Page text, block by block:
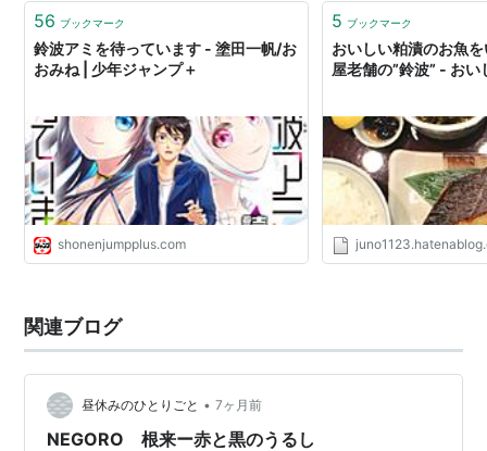
財に指定されています。 今回は…
56 ブックマーク
鈴波アミを待っています - 塗田一帆/お
おみね | 少年ジャンプ＋
shonenjumpplus.com
5 ブックマーク
おいしい粕漬のお魚
屋老舗の”鈴波” - おい
関連ブログ
昼休みのひとりごと • 7ヶ月前
NEGORO 根来ー赤と黒のうるし